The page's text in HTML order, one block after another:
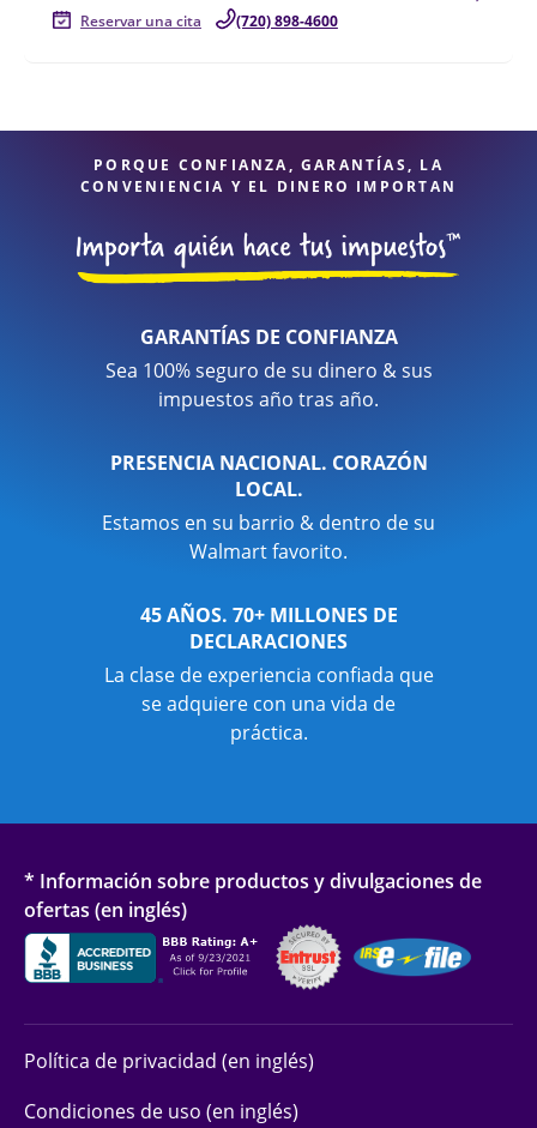
Reservar una cita (720) 898-4600
PORQUE CONFIANZA, GARANTÍAS, LA
CONVENIENCIA Y EL DINERO IMPORTAN
GARANTÍAS DE CONFIANZA
Sea 100% seguro de su dinero & sus
impuestos año tras año.
PRESENCIA NACIONAL. CORAZÓN
LOCAL.
Estamos en su barrio & dentro de su
Walmart favorito.
45 AÑOS. 70+ MILLONES DE
DECLARACIONES
La clase de experiencia confiada que
se adquiere con una vida de
práctica.
* Información sobre productos y divulgaciones de
ofertas (en inglés)
Política de privacidad (en inglés)
Condiciones de uso (en inglés)